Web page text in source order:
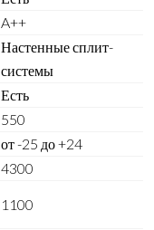
A++
Настенные сплит-
системы
Есть
550
от -25 до +24
4300
1100